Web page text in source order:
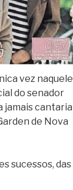
vez naquele
do senador
jamais cantaria
de Nova
sucessos, das